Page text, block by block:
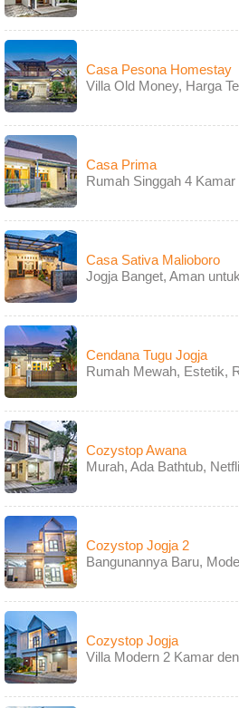
Casa Pesona Homestay
Villa Old Money, Harga
Casa Prima
Rumah Singgah 4 Kamar
Casa Sativa Malioboro
Jogja Banget, Aman
Cendana Tugu Jogja
Rumah Mewah, Estetik,
Cozystop Awana
Murah, Ada Bathtub,
Cozystop Jogja 2
Bangunannya Baru,
Cozystop Jogja
Villa Modern 2 Kamar